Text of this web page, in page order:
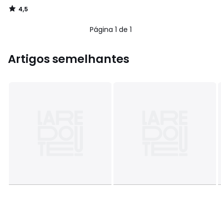
4,5
/
Página 1 de 1
Artigos semelhantes